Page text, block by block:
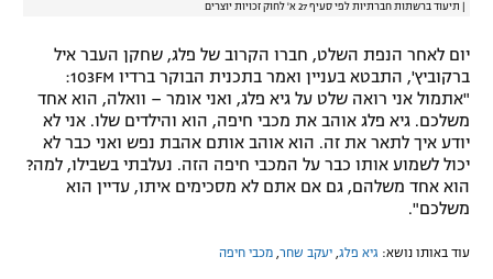
תיעוד ברשתות חברתיות לפי סעיף 27 א' לחוק זכויות יוצרים
יום לאחר הנפת השלט, חברו הקרוב של פלג, שחקן העבר איל
ברקוביץ', התבטא בעניין ואמר בתכנית הבוקר ברדיו 103FM:
"אתמול אני רואה שלט על גיא פלג, ואני אומר – וואלה, הוא אחד
משלכם. גיא פלג אוהב את מכבי חיפה, הוא והילדים שלו. אני לא
יודע איך לתאר את זה. הוא אוהב אותם אהבת נפש ואני כבר לא
יכול לשמוע אותו כבר על המכבי חיפה הזה. נעלבתי בשבילו, למה?
הוא אחד משלהם, גם אם אתם לא מסכימים איתו, עדיין הוא
משלכם".
עוד באותו נושא: גיא פלג, יעקב שחר, מכבי חיפה